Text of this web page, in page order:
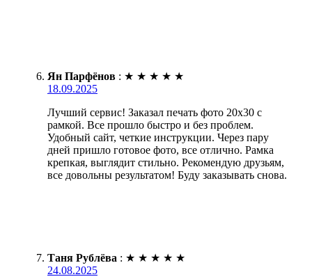
Ян Парфёнов : ★ ★ ★ ★ ★
18.09.2025
Лучший сервис! Заказал печать фото 20х30 с
рамкой. Все прошло быстро и без проблем.
Удобный сайт, четкие инструкции. Через пару
дней пришло готовое фото, все отлично. Рамка
крепкая, выглядит стильно. Рекомендую друзьям,
все довольны результатом! Буду заказывать снова.
Таня Рублёва : ★ ★ ★ ★ ★
24.08.2025